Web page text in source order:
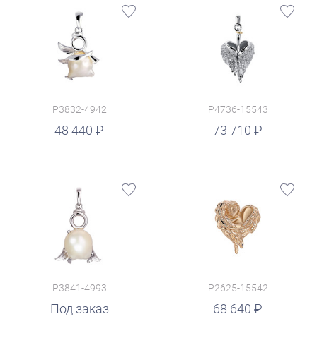
P3832-4942
48 440
P4736-15543
73 710
P3841-4993
Под заказ
P2625-15542
68 640
руб.